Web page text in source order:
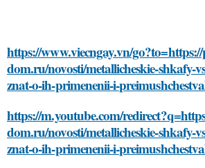
https://www.viecngay.vn/
dom.ru/novosti/metallicheskie-shkafy-
znat-o-ih-primenenii-i-
https://m.youtube.com/
dom.ru/novosti/metallicheskie-shkafy-
znat-o-ih-primenenii-i-